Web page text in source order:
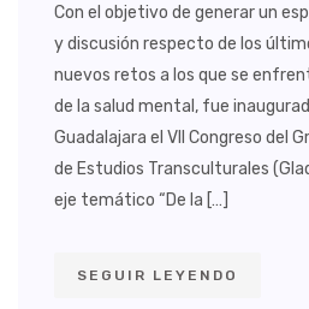
Con el objetivo de generar un
y discusión respecto de los
nuevos retos a los que se
de la salud mental, fue
Guadalajara el VII Congreso del
de Estudios Transculturales
eje temático “De la […]
SEGUIR LEYENDO